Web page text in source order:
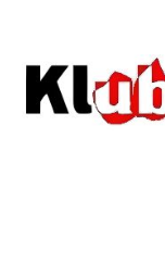
to
content